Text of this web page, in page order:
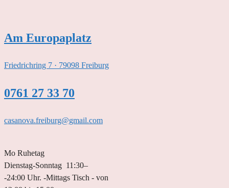
springen
Am Europaplatz
Friedrichring 7 · 79098 Freiburg
0761 27 33 70
casanova.freiburg@gmail.com
Mo Ruhetag
Dienstag-Sonntag 11:30–
-24:00 Uhr. -Mittags Tisch - von